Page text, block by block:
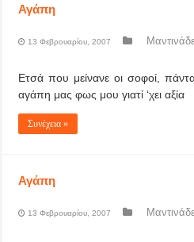
Αγάπη
13 Φεβρουαρίου, 2007
Ετσά που μείνανε οι σοφοί,
αγάπη μας φως μου γιατί ‘χει αξία
Συνέχεια »
Αγάπη
13 Φεβρουαρίου, 2007